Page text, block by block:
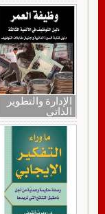
الإدارة والتطوير
الذاتي